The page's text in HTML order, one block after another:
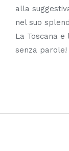
alla
nel suo
La Toscana
senza parole!